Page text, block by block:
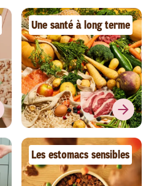
Une santé à long terme
Les estomacs sensibles